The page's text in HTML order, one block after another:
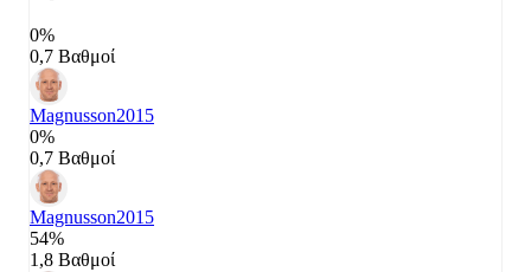
0%
0,7 Βαθμοί
Magnusson2015
0%
0,7 Βαθμοί
Magnusson2015
54%
1,8 Βαθμοί